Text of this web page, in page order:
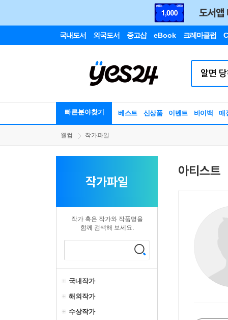
국내도서 외국도서 중고샵 eBook 크레마클럽
빠른분야찾기 베스트 신상품 이벤트 바이백 매
웰컴 작가파일
작가파일
작가 혹은 작가와 작품명을
함께 검색해 보세요.
국내작가
해외작가
수상작가
아티스트